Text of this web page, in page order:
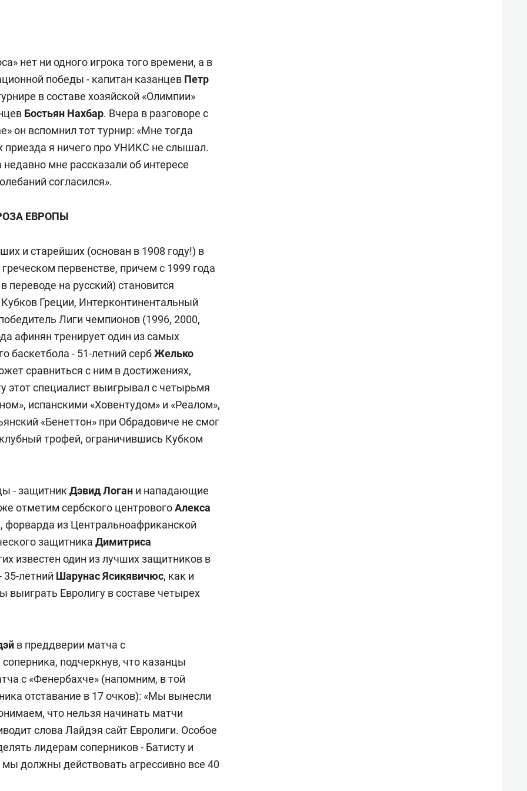
нет ни одного игрока того времени, а в
победы - капитан казанцев Петр
в составе хозяйской «Олимпии»
Бостьян Нахбар. Вчера в разговоре с
он вспомнил тот турнир: «Мне тогда
приезда я ничего про УНИКС не слышал.
мне рассказали об интересе
согласился».
ЕВРОПЫ
и старейших (основан в 1908 году!) в
первенстве, причем с 1999 года
переводе на русский) становится
Греции, Интерконтинентальный
Лиги чемпионов (1996, 2000,
афинян тренирует один из самых
баскетбола - 51-летний сербЖелько
сравниться с ним в достижениях,
этот специалист выигрывал с четырьмя
испанскими «Ховентудом» и «Реалом»,
«Бенеттон» при Обрадовиче не смог
трофей, ограничившись Кубком
- защитник Дэвид Логан и нападающие
отметим сербского центровогоАлекса
форварда из Центральноафриканской
защитника Димитриса
известен один из лучших защитников в
35-летний Шарунас Ясикявичюс, как и
Евролигу в составе четырех
в преддверии матча с
подчеркнув, что казанцы
с «Фенербахче» (напомним, в той
отставание в 17 очков): «Мы вынесли
что нельзя начинать матчи
слова Лайдэя сайт Евролиги. Особое
лидерам соперников - Батисту и
должны действовать агрессивно все 40